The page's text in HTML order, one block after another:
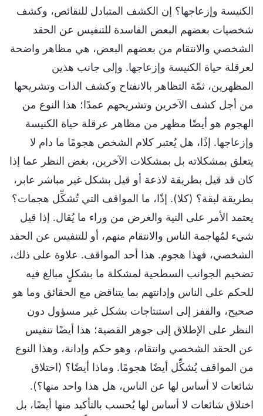
الكنيسة وإزعاجها؟ إن الكشف المتبادل للنقائص، وكشف
شخصيات بعضهم البعض الفاسدة للتنفيس عن الحقد
الشخصي والانتقام من بعضهم البعض، هي مظاهر واضحة
لعرقلة حياة الكنيسة وإزعاجها. وإلى جانب هذين
المظهرين، ثمّة التظاهر بالانفتاح وكشف الذات وتشريحها
من أجل كشف الآخرين وتشريحهم عمدًا؛ هذا النوع من
الهجوم هو أيضًا مظهر من مظاهر عرقلة حياة الكنيسة
وإزعاجها. إذًا، هل يُعتبر كلام الشخص هجومًا ما دام لا
يتعلق بمشكلاته بل بمشكلات الآخرين، بغض النظر عما إذا
كان قد قيل بطريقة لاذعة أو قيل بشكل غير مباشر عابر،
بطريقة لبقة؟ (كلا). إذًا، ما المواقف التي تُشكِّل هجمات؟
يعتمد الأمر على النية والغرض من وراء ما يُقال. إذا قيل
شيء لمُهاجمة الناس والانتقام منهم، أو للتنفيس عن الحقد
الشخصي، فهذا هجوم. هذا أحد المواقف. علاوة على ذلك،
تضخيم الجوانب السطحية لمشكلة ما بشكلٍ مبالغ فيه
للحكم على الناس وإدانتهم بما يتناقض مع الحقائق وما هو
صحيح، والقفز إلى استنتاجات بشكل غير مسؤول دون
النظر على الإطلاق إلى جوهر القضية؛ هذا أيضًا تنفيس
عن الحقد الشخصي وانتقام، وهو حكم وإدانة، وهذا النوع
من المواقف يُشكِّل أيضًا هجومًا. وماذا أيضًا؟ (اختلاق
شائعات لا أساس لها عن الناس، هل هذا واحد منها؟).
اختلاق شائعات لا أساس لها يُحسب بالتأكيد منها أيضًا، بل